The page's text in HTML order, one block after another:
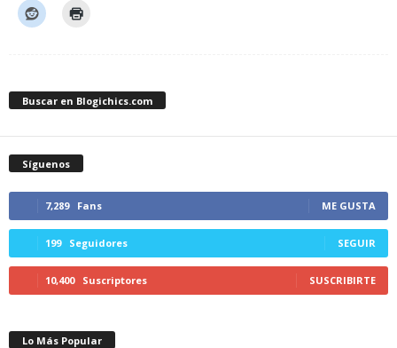
Buscar en Blogichics.com
Síguenos
7,289 Fans ME GUSTA
199 Seguidores SEGUIR
10,400 Suscriptores SUSCRIBIRTE
Lo Más Popular